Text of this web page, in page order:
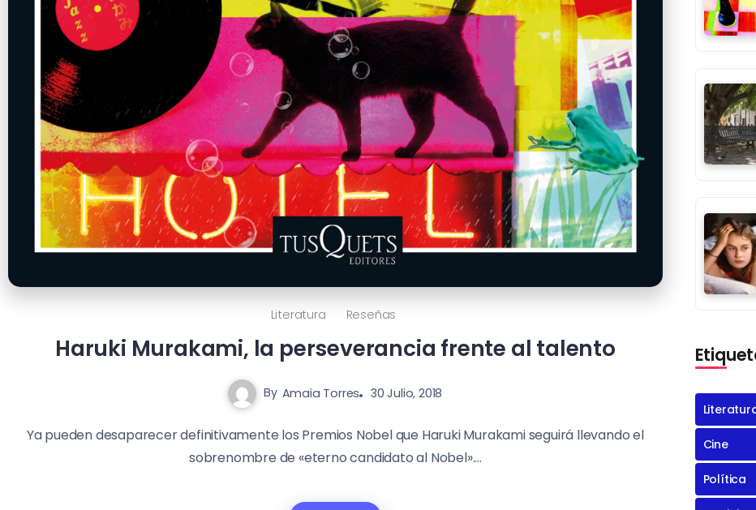
Literatura Reseñas
Haruki Murakami, la perseverancia frente al talento
By Amaia Torres 30 Julio, 2018
Ya pueden desaparecer definitivamente los Premios Nobel que Haruki Murakami seguirá llevando el
sobrenombre de «eterno candidato al Nobel»....
Cine
Política